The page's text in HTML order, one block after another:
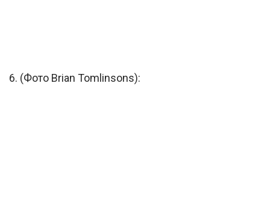
6. (Фото Brian Tomlinsons):